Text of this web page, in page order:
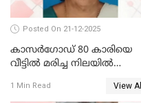
Posted On 21-12-2025
കാസർഗോഡ് 80 കാരിയെ
വീട്ടിൽ മരിച്ച നിലയിൽ
1 Min Read View All